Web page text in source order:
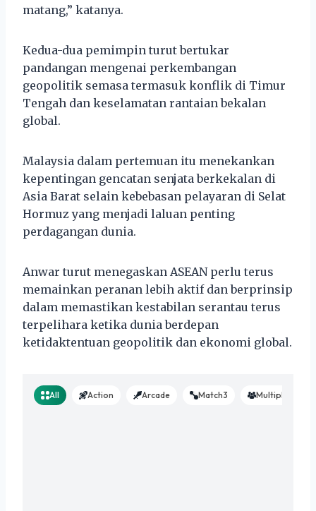
matang,” katanya.
Kedua-dua pemimpin turut bertukar
pandangan mengenai perkembangan
geopolitik semasa termasuk konflik di Timur
Tengah dan keselamatan rantaian bekalan
global.
Malaysia dalam pertemuan itu menekankan
kepentingan gencatan senjata berkekalan di
Asia Barat selain kebebasan pelayaran di Selat
Hormuz yang menjadi laluan penting
perdagangan dunia.
Anwar turut menegaskan ASEAN perlu terus
memainkan peranan lebih aktif dan berprinsip
dalam memastikan kestabilan serantau terus
terpelihara ketika dunia berdepan
ketidaktentuan geopolitik dan ekonomi global.